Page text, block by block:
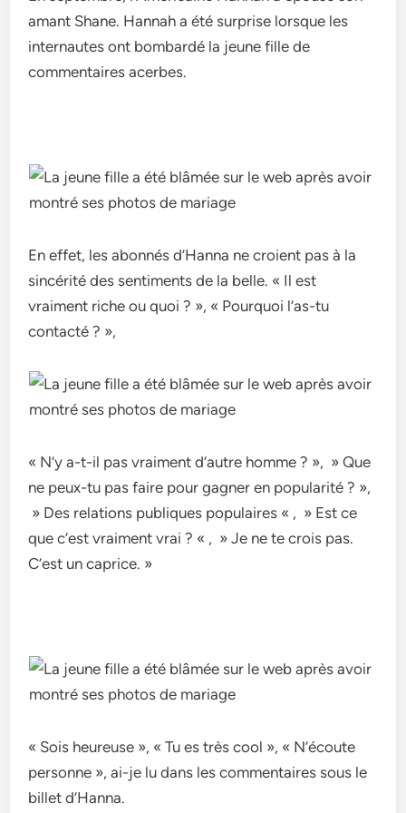
amant Shane. Hannah a été surprise lorsque les
internautes ont bombardé la jeune fille de
commentaires acerbes.
En effet, les abonnés d’Hanna ne croient pas à la
sincérité des sentiments de la belle. « Il est
vraiment riche ou quoi ? », « Pourquoi l’as-tu
contacté ? »,
« N’y a-t-il pas vraiment d’autre homme ? », » Que
ne peux-tu pas faire pour gagner en popularité ? »,
» Des relations publiques populaires « , » Est ce
que c’est vraiment vrai ? « , » Je ne te crois pas.
C’est un caprice. »
« Sois heureuse », « Tu es très cool », « N’écoute
personne », ai-je lu dans les commentaires sous le
billet d’Hanna.